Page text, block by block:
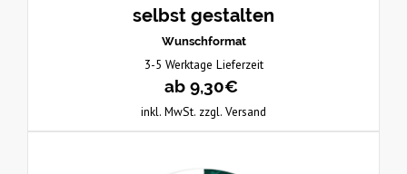
selbst gestalten
Wunschformat
3-5 Werktage Lieferzeit
ab 9,30€
inkl. MwSt. zzgl. Versand